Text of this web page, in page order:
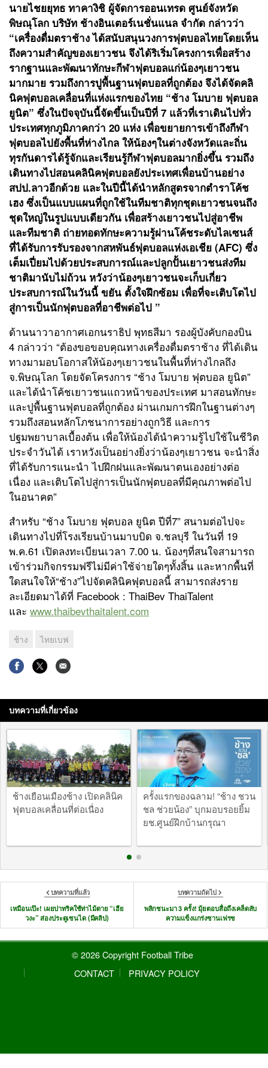
นายไชยยุทธ ทาคางิชิ ผู้จัดการออนเทรด ศูนย์จังหวัด
พิษณุโลก บริษัท ช้างอินเตอร์เนชั่นแนล จำกัด กล่าวว่า
“เครื่องดื่มตราช้าง ได้สนับสนุนวงการฟุตบอลไทยโดยเห็น
ถึงความสำคัญของเยาวชน จึงได้ริเริ่มโครงการเพื่อสร้าง
รากฐานและพัฒนาทักษะกีฬาฟุตบอลแก่น้องๆเยาวชน
มากมาย รวมถึงการปูพื้นฐานฟุตบอลที่ถูกต้อง จึงได้จัดคลิ
นิคฟุตบอลเคลื่อนที่แห่งแรกของไทย “ช้าง โมบาย ฟุตบอล
ยูนิต” ซึ่งในปัจจุบันนี้จัดขึ้นเป็นปีที่ 7 แล้วที่เราเดินไปทั่ว
ประเทศทุกภูมิภาคกว่า 20 แห่ง เพื่อขยายการเข้าถึงกีฬา
ฟุตบอลไปยังพื้นที่ห่างไกล ให้น้องๆในต่างจังหวัดและถิ่น
ทุรกันดารได้รู้จักและเรียนรู้กีฬาฟุตบอลมากยิ่งขึ้น รวมถึง
เดินทางไปสอนคลินิคฟุตบอลยังประเทศเพื่อนบ้านอย่าง
สปป.ลาวอีกด้วย และในปีนี้ได้นำหลักสูตรจากตำราโค้ช
เฮง ซึ่งเป็นแบบแผนที่ถูกใช้ในทีมชาติทุกชุดเยาวชนจนถึง
ชุดใหญ่ในรูปแบบเดียวกัน เพื่อสร้างเยาวชนไปสู่อาชีพ
และทีมชาติ ถ่ายทอดทักษะความรู้ผ่านโค้ชระดับไลเซนส์
ที่ได้รับการรับรองจากสหพันธ์ฟุตบอลแห่งเอเชีย (AFC) ซึ่ง
เต็มเปี่ยมไปด้วยประสบการณ์และปลูกปั้นเยาวชนส่งทีม
ชาติมานับไม่ถ้วน หวังว่าน้องๆเยาวชนจะเก็บเกี่ยว
ประสบการณ์ในวันนี้ ขยัน ตั้งใจฝึกซ้อม เพื่อที่จะเติบโตไป
สู่การเป็นนักฟุตบอลที่อาชีพต่อไป ”
ด้านนาวาอากาศเอกนราธิป พุทธสีมา รองผู้บังคับกองบิน
4 กล่าวว่า “ต้องขอขอบคุณทางเครื่องดื่มตราช้าง ที่ได้เดิน
ทางมามอบโอกาสให้น้องๆเยาวชนในพื้นที่ห่างไกลถึง
จ.พิษณุโลก โดยจัดโครงการ “ช้าง โมบาย ฟุตบอล ยูนิต”
และได้นำโค้ชเยาวชนแถวหน้าของประเทศ มาสอนทักษะ
และปูพื้นฐานฟุตบอลที่ถูกต้อง ผ่านเกมการฝึกในฐานต่างๆ
รวมถึงสอนหลักโภชนาการอย่างถูกวิธี และการ
ปฐมพยาบาลเบื้องต้น เพื่อให้น้องได้นำความรู้ไปใช้ในชีวิต
ประจำวันได้ เราหวังเป็นอย่างยิ่งว่าน้องๆเยาวชน จะนำสิ่ง
ที่ได้รับการแนะนำ ไปฝึกฝนและพัฒนาตนเองอย่างต่อ
เนื่อง และเติบโตไปสู่การเป็นนักฟุตบอลที่มีคุณภาพต่อไป
ในอนาคต”
สำหรับ “ช้าง โมบาย ฟุตบอล ยูนิต ปีที่7” สนามต่อไปจะ
เดินทางไปที่โรงเรียนบ้านมาบบิด จ.ชลบุรี ในวันที่ 19
พ.ค.61 เปิดลงทะเบียน‪เวลา 7.00 น.‬ น้องๆที่สนใจสามารถ
เข้าร่วมกิจกรรมฟรีไม่มีค่าใช้จ่ายใดๆทั้งสิ้น และหากพื้นที่
ใดสนใจให้“ช้าง”ไปจัดคลินิคฟุตบอลนี้ สามารถส่งราย
ละเอียดมาได้ที่ Facebook : ThaiBev ThaiTalent
และ www.thaibevthaitalent.com
ช้าง ไทยเบฟ
บทความที่เกี่ยวข้อง
ช้างเยือนเมืองช้าง เปิดคลินิค
ฟุตบอลเคลื่อนที่ต่อเนื่อง
ครั้งแรกของฉลาม! “ช้าง ชวน
ชล ช่วยน้อง” บุกมอบรอยยิ้ม
ยช.ศูนย์ฝึกบ้านกรุณา
บทความที่แล้ว
เหมือนเป๊ะ! เผยปาทริคใช้ท่าไม้ตาย “เฮีย
วงะ” ส่องประตูเซนได (มีคลิป)
บทความถัดไป
พลิกชนะมา 3 ครั้ง! มุ้ยตอบสื่อถึงเคล็ดลับ
ความแข็งแกร่งซานเฟรช
© 2026 Copyright Football Tribe
CONTACT
PRIVACY POLICY